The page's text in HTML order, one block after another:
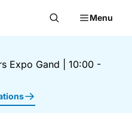
Menu
Expo Gand
10:00 -